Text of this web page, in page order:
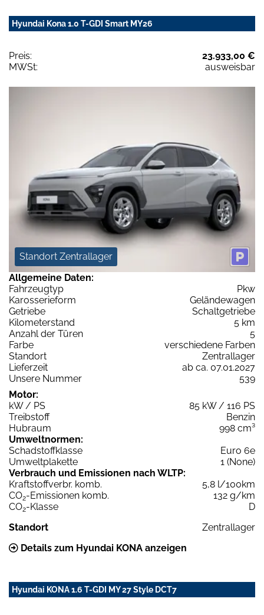
Hyundai Kona 1.0 T-GDI Smart MY26
Preis:
23.933,00 €
MWSt:
ausweisbar
Standort Zentrallager
Allgemeine Daten:
Fahrzeugtyp
Pkw
Karosserieform
Geländewagen
Getriebe
Schaltgetriebe
Kilometerstand
5 km
Anzahl der Türen
5
Farbe
verschiedene Farben
Standort
Zentrallager
Lieferzeit
ab ca. 07.01.2027
Unsere Nummer
539
Motor:
kW / PS
85 kW / 116 PS
Treibstoff
Benzin
Hubraum
998 cm³
Umweltnormen:
Schadstoffklasse
Euro 6e
Umweltplakette
1 (None)
Verbrauch und Emissionen nach WLTP:
Kraftstoffverbr. komb.
5,8 l/100km
CO2-Emissionen komb.
132 g/km
CO2-Klasse
D
Standort
Zentrallager
Details zum Hyundai KONA anzeigen
Hyundai KONA 1.6 T-GDI MY 27 Style DCT7